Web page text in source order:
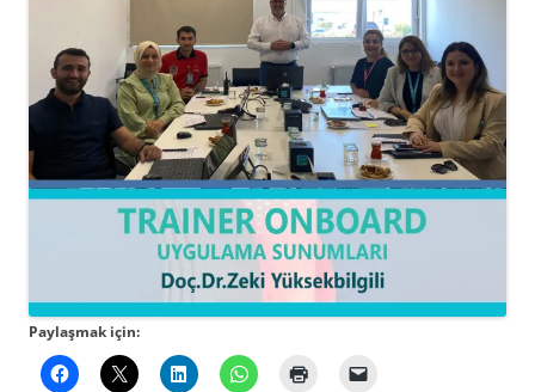
Paylaşmak için: